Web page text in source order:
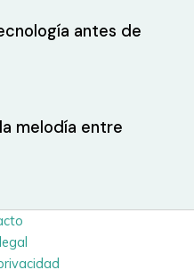
antes de
melodía entre